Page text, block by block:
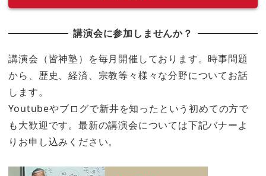
講演会に参加しませんか？
講演会（皆神塾）を毎月開催しております。時事問題
から、歴史、経済、宗教等々様々な分野についてお話
します。
Youtubeやブログで新井を知ったという初めての方で
も大歓迎です。最新の講演会については下記バナーよ
りお申し込みください。